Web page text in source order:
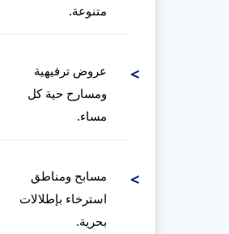
متنوعة.
عروض ترفيهية
ومسارح حية كل
مساء.
مسابح ومناطق
استرخاء بإطلالات
بحرية.